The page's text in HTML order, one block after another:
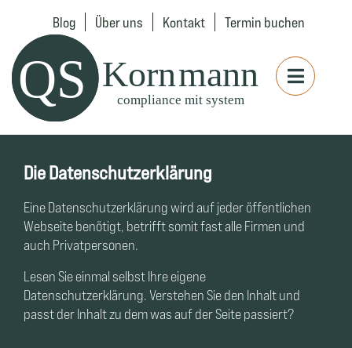
Blog Über uns Kontakt Termin buchen
Die Datenschutzerklärung
Eine Datenschutzerklärung wird auf jeder öffentlichen
Webseite benötigt, betrifft somit fast alle Firmen und
auch Privatpersonen.
Lesen Sie einmal selbst Ihre eigene
Datenschutzerklärung. Verstehen Sie den Inhalt und
passt der Inhalt zu dem was auf der Seite passiert?